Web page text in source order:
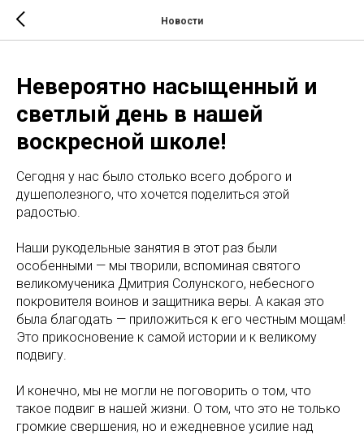
Новости
Невероятно насыщенный и
светлый день в нашей
воскресной школе!
Сегодня у нас было столько всего доброго и
душеполезного, что хочется поделиться этой
радостью.
Наши рукодельные занятия в этот раз были
особенными — мы творили, вспоминая святого
великомученика Дмитрия Солунского, небесного
покровителя воинов и защитника веры. А какая это
была благодать — приложиться к его честным мощам!
Это прикосновение к самой истории и к великому
подвигу.
И конечно, мы не могли не поговорить о том, что
такое подвиг в нашей жизни. О том, что это не только
громкие свершения, но и ежедневное усилие над